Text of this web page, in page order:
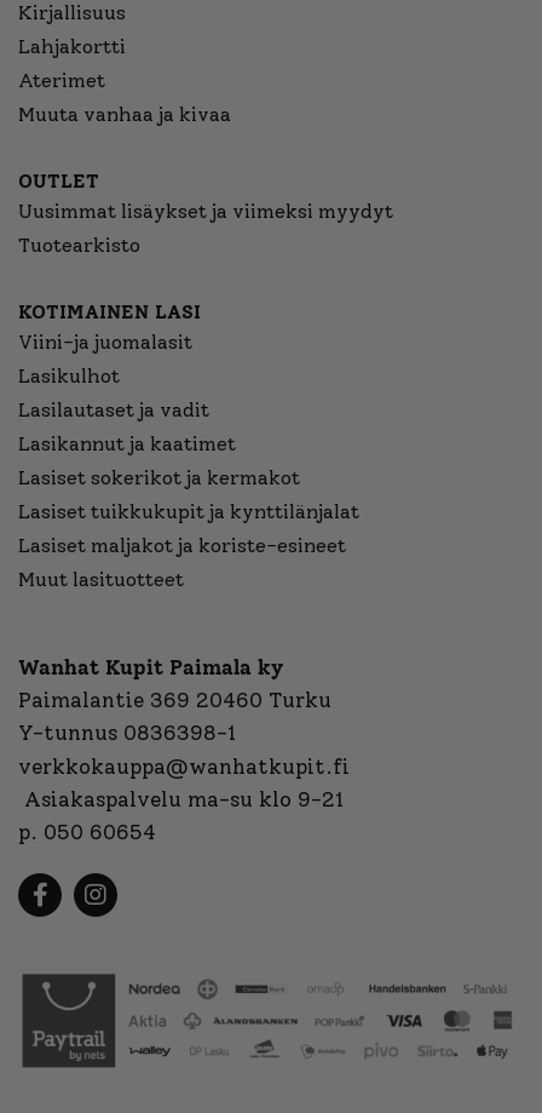
Kirjallisuus
Lahjakortti
Aterimet
Muuta vanhaa ja kivaa
OUTLET
Uusimmat lisäykset ja viimeksi myydyt
Tuotearkisto
KOTIMAINEN LASI
Viini-ja juomalasit
Lasikulhot
Lasilautaset ja vadit
Lasikannut ja kaatimet
Lasiset sokerikot ja kermakot
Lasiset tuikkukupit ja kynttilänjalat
Lasiset maljakot ja koriste-esineet
Muut lasituotteet
Wanhat Kupit Paimala ky
Paimalantie 369 20460 Turku
Y-tunnus 0836398-1
verkkokauppa@wanhatkupit.fi
Asiakaspalvelu ma-su klo 9-21
p. 050 60654